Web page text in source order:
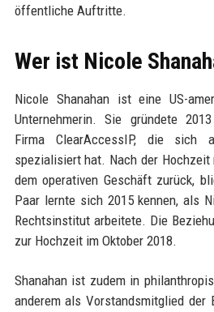
öffentliche Auftritte.
Wer ist Nicole
Nicole Shanahan ist eine US-
Unternehmerin. Sie gründete
Firma ClearAccessIP, die sich
spezialisiert hat. Nach der
dem operativen Geschäft zurück,
Paar lernte sich 2015 kennen, als
Rechtsinstitut arbeitete. Die
zur Hochzeit im Oktober 2018.
Shanahan ist zudem in
anderem als Vorstandsmitglied der